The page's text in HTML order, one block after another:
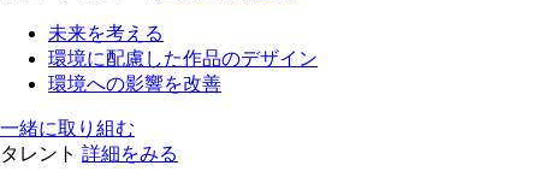
未来を考える
環境に配慮した作品のデザイン
環境への影響を改善
一緒に取り組む
タレント 詳細をみる